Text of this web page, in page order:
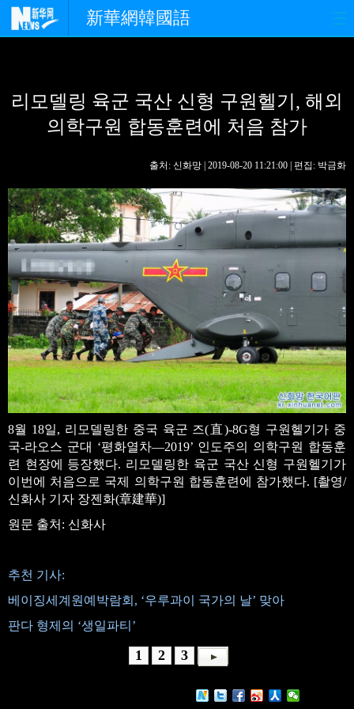
新華網韓國語
경제 사회 포토
중한교류 핫 TV 문화
생생 중국어
리모델링 육군 국산 신형 구원헬기, 해외
의학구원 합동훈련에 처음 참가
출처: 신화망 | 2019-08-20 11:21:00 | 편집: 박금화
8월 18일, 리모델링한 중국 육군 즈(直)-8G형 구원헬기가 중
국-라오스 군대 ‘평화열차—2019’ 인도주의 의학구원 합동훈
련 현장에 등장했다. 리모델링한 육군 국산 신형 구원헬기가
이번에 처음으로 국제 의학구원 합동훈련에 참가했다. [촬영/
신화사 기자 장젠화(章建華)]
원문 출처: 신화사
추천 기사:
베이징세계원예박람회, ‘우루과이 국가의 날’ 맞아
판다 형제의 ‘생일파티’
1 2 3